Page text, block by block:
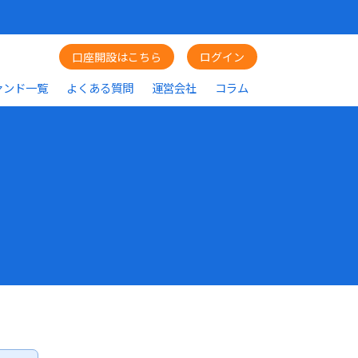
口座開設はこちら ログイン
ンド一覧 よくある質問 運営会社 コラム